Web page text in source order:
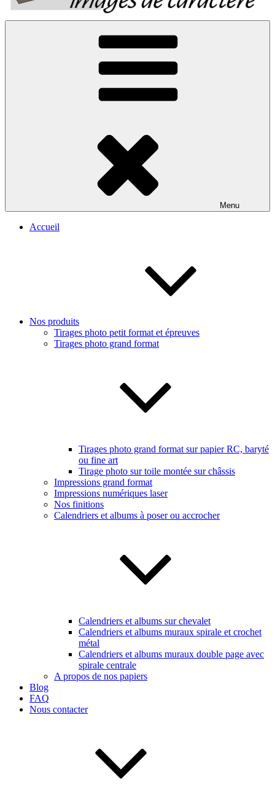
Menu
Accueil
Nos produits
Tirages photo petit format et épreuves
Tirages photo grand format
Tirages photo grand format sur papier RC, baryté
ou fine art
Tirage photo sur toile montée sur châssis
Impressions grand format
Impressions numériques laser
Nos finitions
Calendriers et albums à poser ou accrocher
Calendriers et albums sur chevalet
Calendriers et albums muraux spirale et crochet
métal
Calendriers et albums muraux double page avec
spirale centrale
A propos de nos papiers
Blog
FAQ
Nous contacter